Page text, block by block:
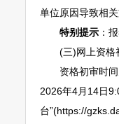
单位原因导致相
特别提示 ：
(三)网上资格
资格初审时间
2026年4月14日
台”(https://